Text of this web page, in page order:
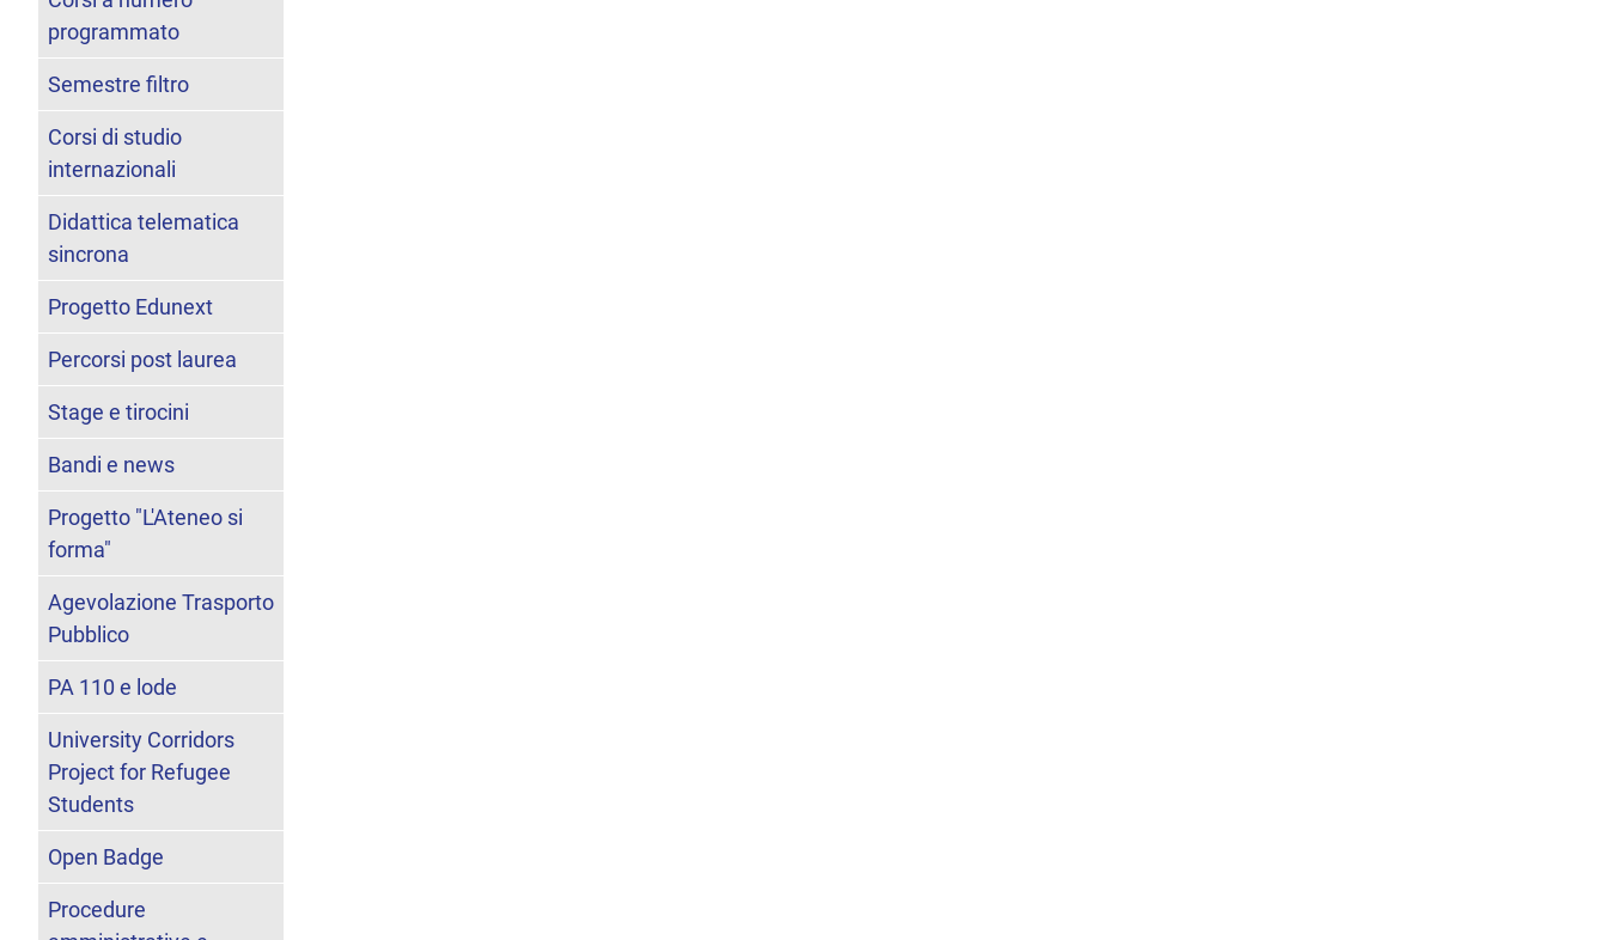
programmato
Semestre filtro
Corsi di studio
internazionali
Didattica telematica
sincrona
Progetto Edunext
Percorsi post laurea
Stage e tirocini
Bandi e news
Progetto "L'Ateneo si
forma"
Agevolazione Trasporto
Pubblico
PA 110 e lode
University Corridors
Project for Refugee
Students
Open Badge
Procedure